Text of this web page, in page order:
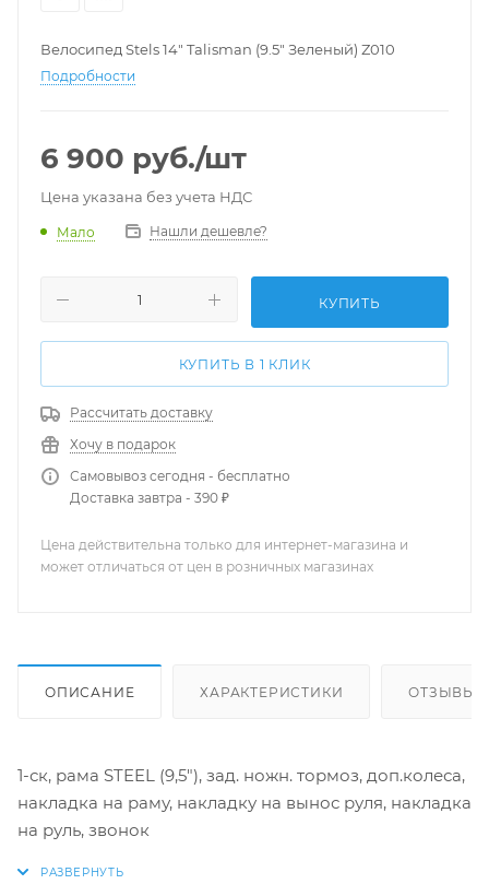
Велосипед Stels 14" Talisman (9.5" Зеленый) Z010
Подробности
6 900 руб./шт
Цена указана без учета НДС
Мало Нашли дешевле?
КУПИТЬ
КУПИТЬ В 1 КЛИК
Рассчитать доставку
Хочу в подарок
Самовывоз сегодня - бесплатно
Доставка завтра - 390 ₽
Цена действительна только для интернет-магазина и
может отличаться от цен в розничных магазинах
ОПИСАНИЕ ХАРАКТЕРИСТИКИ ОТЗЫВЫ
1-ск, рама STEEL (9,5"), зад. ножн. тормоз, доп.колеса,
накладка на раму, накладку на вынос руля, накладка
на руль, звонок